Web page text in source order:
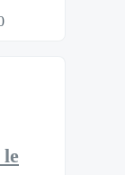
le